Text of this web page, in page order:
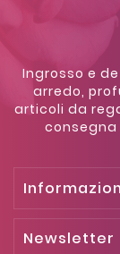
Ingrosso e
arredo,
articoli da
consegna
Newsletter